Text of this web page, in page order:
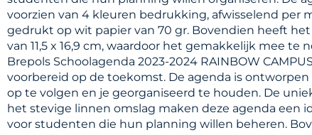
voorzien van 4 kleuren bedrukking, afwisselend per
gedrukt op wit papier van 70 gr. Bovendien heeft
van 11,5 x 16,9 cm, waardoor het gemakkelijk mee te
Brepols Schoolagenda 2023-2024 RAINBOW
voorbereid op de toekomst. De agenda is
op te volgen en je georganiseerd te houden. De
het stevige linnen omslag maken deze agenda een
voor studenten die hun planning willen beheren.